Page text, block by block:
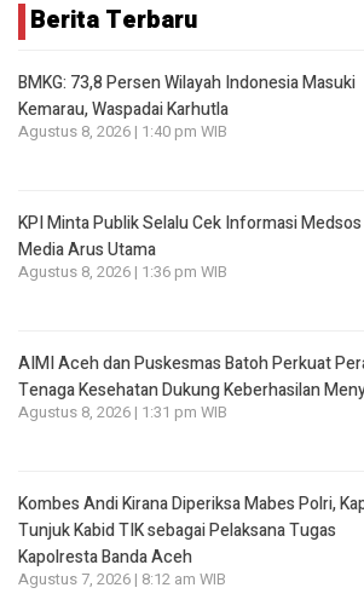
Berita Terbaru
BMKG: 73,8 Persen Wilayah Indonesia Masuki
Kemarau, Waspadai Karhutla
Agustus 8, 2026 | 1:40 pm WIB
KPI Minta Publik Selalu Cek Informasi
Media Arus Utama
Agustus 8, 2026 | 1:36 pm WIB
AIMI Aceh dan Puskesmas Batoh Perkuat
Tenaga Kesehatan Dukung Keberhasilan
Agustus 8, 2026 | 1:31 pm WIB
Kombes Andi Kirana Diperiksa Mabes Polri,
Tunjuk Kabid TIK sebagai Pelaksana Tugas
Kapolresta Banda Aceh
Agustus 7, 2026 | 8:12 am WIB